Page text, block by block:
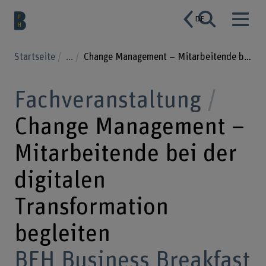
DE
Startseite ... Change Management – Mitarbeitende bei der digitalen Transformation begleiten
Fachveranstaltung
Change Management –
Mitarbeitende bei der
digitalen
Transformation
begleiten
BFH Business Breakfast